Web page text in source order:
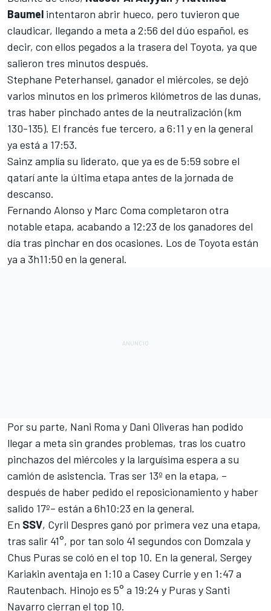
Baumel intentaron abrir hueco, pero tuvieron que
claudicar, llegando a meta a 2:56 del dúo español, es
decir, con ellos pegados a la trasera del Toyota, ya que
salieron tres minutos después.
Stephane Peterhansel, ganador el miércoles, se dejó
varios minutos en los primeros kilómetros de las dunas,
tras haber pinchado antes de la neutralización (km
130-135). El francés fue tercero, a 6:11 y en la general
ya está a 17:53.
Sainz amplía su liderato, que ya es de 5:59 sobre el
qatarí ante la última etapa antes de la jornada de
descanso.
Fernando Alonso y Marc Coma completaron otra
notable etapa, acabando a 12:23 de los ganadores del
día tras pinchar en dos ocasiones. Los de Toyota están
ya a 3h11:50 en la general.
Por su parte, Nani Roma y Dani Oliveras han podido
llegar a meta sin grandes problemas, tras los cuatro
pinchazos del miércoles y la larguísima espera a su
camión de asistencia. Tras ser 13º en la etapa, –
después de haber pedido el reposicionamiento y haber
salido 17º– están a 6h10:23 en la general.
En SSV, Cyril Despres ganó por primera vez una etapa,
tras salir 41°, por tan solo 41 segundos con Domzala y
Chus Puras se coló en el top 10. En la general, Sergey
Kariakin aventaja en 1:10 a Casey Currie y en 1:47 a
Rautenbach. Hinojo es 5° a 19:24 y Puras y Santi
Navarro cierran el top 10.